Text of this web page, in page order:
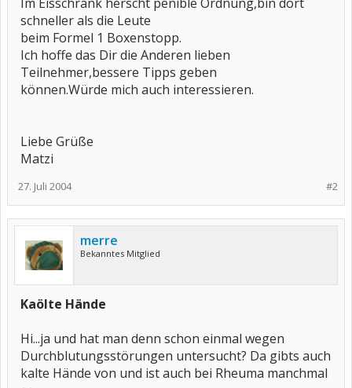
schneller als die Leute
beim Formel 1 Boxenstopp.
Ich hoffe das Dir die Anderen lieben
Teilnehmer,bessere Tipps geben
können.Würde mich auch interessieren.
Liebe Grüße
Matzi
#2
27. Juli 2004
merre
Bekanntes Mitglied
Kaölte Hände
Hi...ja und hat man denn schon einmal wegen
Durchblutungsstörungen untersucht? Da gibts auch
kalte Hände von und ist auch bei Rheuma manchmal